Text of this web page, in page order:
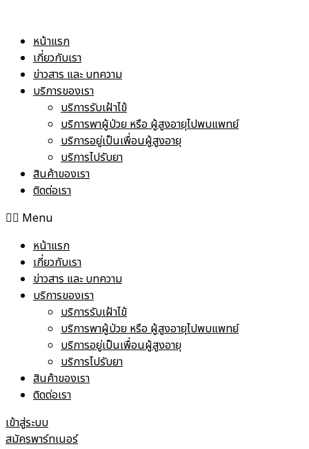
contentหน้าแรก
เกี่ยวกับเรา
ข่าวสาร และ บทความ
บริการของเรา
บริการรับเฝ้าไข้
บริการพาผู้ป่วย หรือ ผู้สูงอายุไปพบแพทย์
บริการอยู่เป็นเพื่อนผู้สูงอายุ
บริการไปรับยา
สินค้าของเรา
ติดต่อเรา
Menu
หน้าแรก
เกี่ยวกับเรา
ข่าวสาร และ บทความ
บริการของเรา
บริการรับเฝ้าไข้
บริการพาผู้ป่วย หรือ ผู้สูงอายุไปพบแพทย์
บริการอยู่เป็นเพื่อนผู้สูงอายุ
บริการไปรับยา
สินค้าของเรา
ติดต่อเรา
เข้าสู่ระบบ
สมัครพาร์ทเนอร์